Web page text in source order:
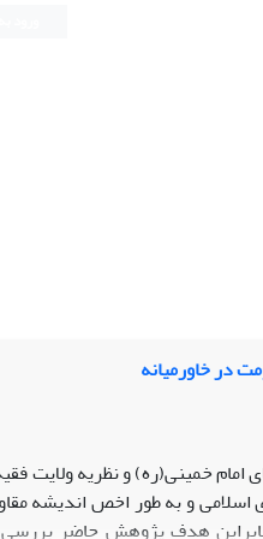
در خاورمیانه
امام خمینی(ره) و نظریه ولایت
و به طور اخص اندیشه
بنابراین هدف پژوهش حاضر